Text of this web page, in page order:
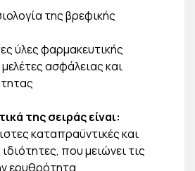
της βρεφικής
ύλες φαρμακευτικής
ασφάλειας και
της σειράς είναι:
καταπραϋντικές και
που μειώνει τις
ερυθρότητα